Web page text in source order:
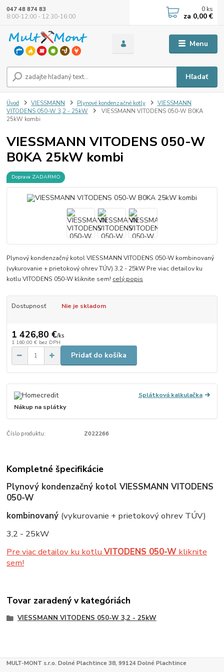
Menu
Hľadať
047 48 874 83
8:00-12:00 - 12:30-16:00
0 ks
za 0,00 €
Úvod VIESSMANN Plynové kondenzačné kotly
VIESSMANN
VITODENS 050-W 3,2 - 25kW
VIESSMANN VITODENS 050-W B0KA
25kW kombi
VIESSMANN VITODENS 050-W
B0KA 25kW kombi
Doprava ZADARMO
Plynový kondenzačný kotol VIESSMANN VITODENS 050-W kombinovaný
(vykurovanie + prietokový ohrev TÚV) 3,2 - 25kW Pre viac detailov ku
kotlu VITODENS 050-W kliknite sem! celý popis
Dostupnosť Nie je skladom
1 426,80 €/ks
1 160,00 € bez DPH
Pridať do košíka
Splátková kalkulačka
Nákup na splátky
Číslo produktu: Z022266
Kompletné špecifikácie
Plynový kondenzačný kotol VIESSMANN VITODENS
050-W
kombinovaný (vykurovanie + prietokový ohrev TÚV)
3,2 - 25kW
Pre viac detailov ku kotluVITODENS 050-W kliknite
sem!
Tovar zaradený v kategóriách
VIESSMANN VITODENS 050-W 3,2 - 25kW
MULT-MONT s.r.o. Dolné Plachtince 38, 99124 Dolné Plachtince